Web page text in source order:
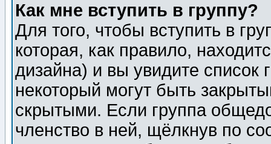
Как мне вступить в группу?
Для того, чтобы вступить в
которая, как правило,
дизайна) и вы увидите список
некоторый могут быть
скрытыми. Если группа
членство в ней, щёлкнув по